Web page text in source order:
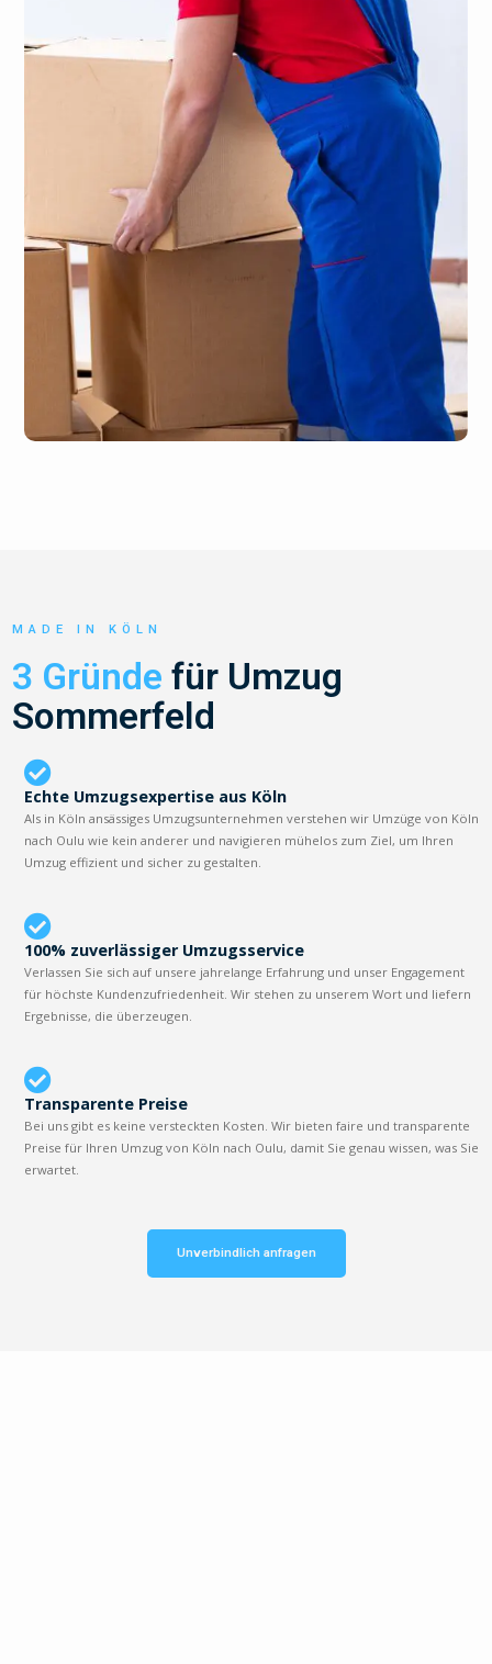
MADE IN KÖLN
3 Gründe für Umzug
Sommerfeld
Echte Umzugsexpertise aus Köln
Als in Köln ansässiges Umzugsunternehmen verstehen wir Umzüge von Köln
nach Oulu wie kein anderer und navigieren mühelos zum Ziel, um Ihren
Umzug effizient und sicher zu gestalten.
100% zuverlässiger Umzugsservice
Verlassen Sie sich auf unsere jahrelange Erfahrung und unser Engagement
für höchste Kundenzufriedenheit. Wir stehen zu unserem Wort und liefern
Ergebnisse, die überzeugen.
Transparente Preise
Bei uns gibt es keine versteckten Kosten. Wir bieten faire und transparente
Preise für Ihren Umzug von Köln nach Oulu, damit Sie genau wissen, was Sie
erwartet.
Unverbindlich anfragen